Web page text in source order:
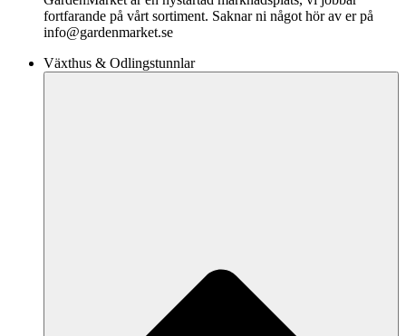
fortfarande på vårt sortiment. Saknar ni något hör av er på
info@gardenmarket.se
Växthus & Odlingstunnlar